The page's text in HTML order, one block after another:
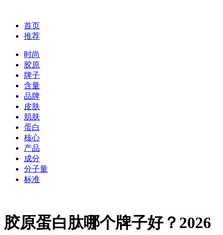
首页
推荐
时尚
胶原
牌子
含量
品牌
皮肤
肌肤
蛋白
核心
产品
成分
分子量
标准
胶原蛋白肽哪个牌子好？2026